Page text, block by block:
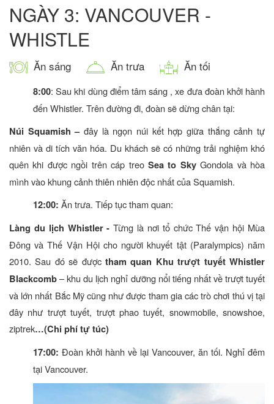
NGÀY 3: VANCOUVER -
WHISTLE
Ăn sáng Ăn trưa Ăn tối
8:00: Sau khi dùng điểm tâm sáng , xe đưa đoàn khởi hành
đến Whistler. Trên đường đi, đoàn sẽ dừng chân tại:
Núi Squamish –đây là ngọn núi kết hợp giữa thắng cảnh tự
nhiên và di tích văn hóa. Du khách sẽ có những trải nghiệm khó
quên khi được ngồi trên cáp treo Sea to SkyGondola và hòa
mình vào khung cảnh thiên nhiên độc nhất của Squamish.
12:00: Ăn trưa. Tiếp tục tham quan:
Làng du lịch Whistler - Từng là nơi tổ chức Thế vận hội Mùa
Đông và Thế Vận Hội cho người khuyết tật (Paralympics) năm
2010. Sau đó sẽ được tham quan Khu trượt tuyết Whistler
Blackcomb– khu du lịch nghỉ dưỡng nổi tiếng nhất về trượt tuyết
và lớn nhất Bắc Mỹ cũng như được tham gia các trò chơi thú vị tại
đây như trượt tuyết, trượt phao tuyết, snowmobile, snowshoe,
ziptrek…(Chi phí tự túc)
17:00: Đoàn khởi hành về lại Vancouver, ăn tối. Nghỉ đêm
tại Vancouver.